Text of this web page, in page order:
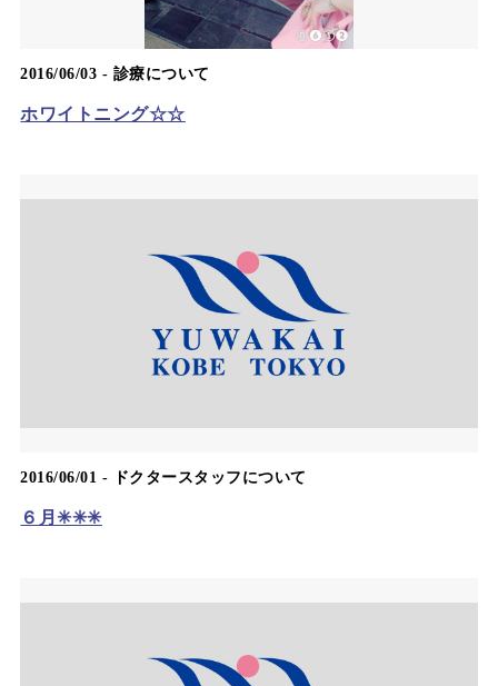
2016/06/03 - 診療について
ホワイトニング☆☆
2016/06/01 - ドクタースタッフについて
６月✳︎✳︎✳︎